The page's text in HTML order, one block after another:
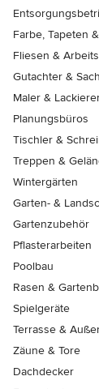
Farbe, Tapeten
Fliesen &
Gutachter &
Maler &
Planungsbüros
Tischler &
Treppen &
Wintergärten
Garten- &
Gartenzubehör
Pflasterarbeiten
Poolbau
Rasen &
Spielgeräte
Terrasse &
Zäune & Tore
Dachdecker